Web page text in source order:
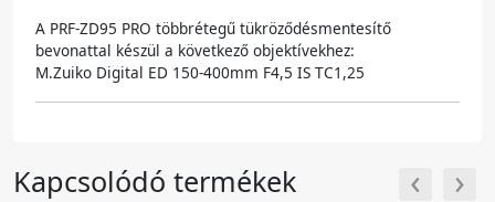
A PRF-ZD95 PRO többrétegű tükröződésmentesítő
bevonattal készül a következő objektívekhez:
M.Zuiko Digital ED 150-400mm F4,5 IS TC1,25
Kapcsolódó termékek ‹ ›